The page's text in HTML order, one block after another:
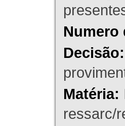
Numero
Decisão:
Matéria:
ressarc/